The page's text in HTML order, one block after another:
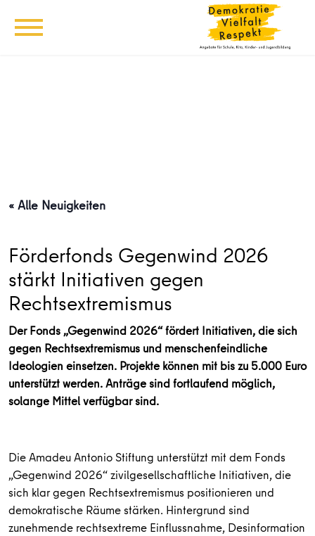
« Alle Neuigkeiten
Förderfonds Gegenwind 2026
stärkt Initiativen gegen
Rechtsextremismus
Der Fonds „Gegenwind 2026“ fördert Initiativen, die sich
gegen Rechtsextremismus und menschenfeindliche
Ideologien einsetzen. Projekte können mit bis zu 5.000 Euro
unterstützt werden. Anträge sind fortlaufend möglich,
solange Mittel verfügbar sind.
Die Amadeu Antonio Stiftung unterstützt mit dem Fonds
„Gegenwind 2026“ zivilgesellschaftliche Initiativen, die
sich klar gegen Rechtsextremismus positionieren und
demokratische Räume stärken. Hintergrund sind
zunehmende rechtsextreme Einflussnahme, Desinformation